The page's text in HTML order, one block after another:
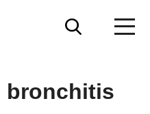
bronchitis